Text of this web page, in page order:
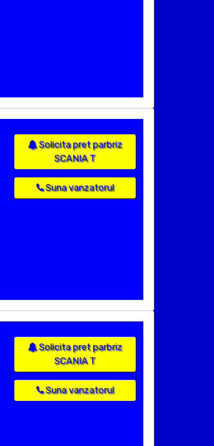
Solicita pret parbriz
SCANIA T
Suna vanzatorul
Solicita pret parbriz
SCANIA T
Suna vanzatorul